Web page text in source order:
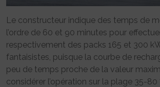
Le constructeur indique des temps de
l’ordre de 60 et 90 minutes pour
respectivement des packs 165 et 300
fantaisistes, puisque la courbe de
peu de temps proche de la valeur
considérer l’opération sur la plage 35-80